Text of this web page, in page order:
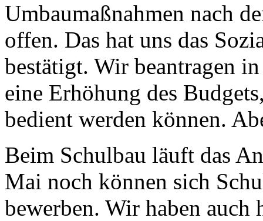
Umbaumaßnahmen nach
offen. Das hat uns das
bestätigt. Wir beantragen
eine Erhöhung des
bedient werden können.
Beim Schulbau läuft das
Mai noch können sich
bewerben. Wir haben